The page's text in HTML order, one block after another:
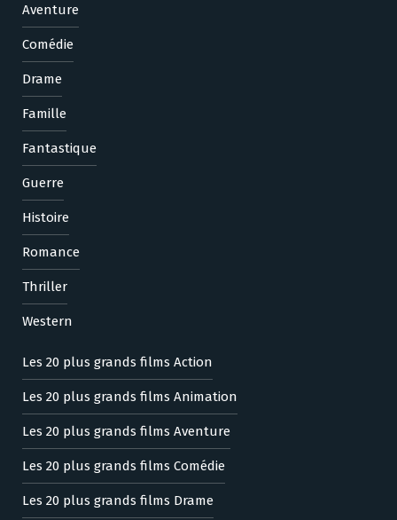
Aventure
Comédie
Drame
Famille
Fantastique
Guerre
Histoire
Romance
Thriller
Western
Les 20 plus grands films Action
Les 20 plus grands films Animation
Les 20 plus grands films Aventure
Les 20 plus grands films Comédie
Les 20 plus grands films Drame